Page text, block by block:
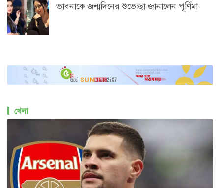
ভাবনাকে জন্মদিনের শুভেচ্ছা জানালেন পূর্ণিমা
খেলা